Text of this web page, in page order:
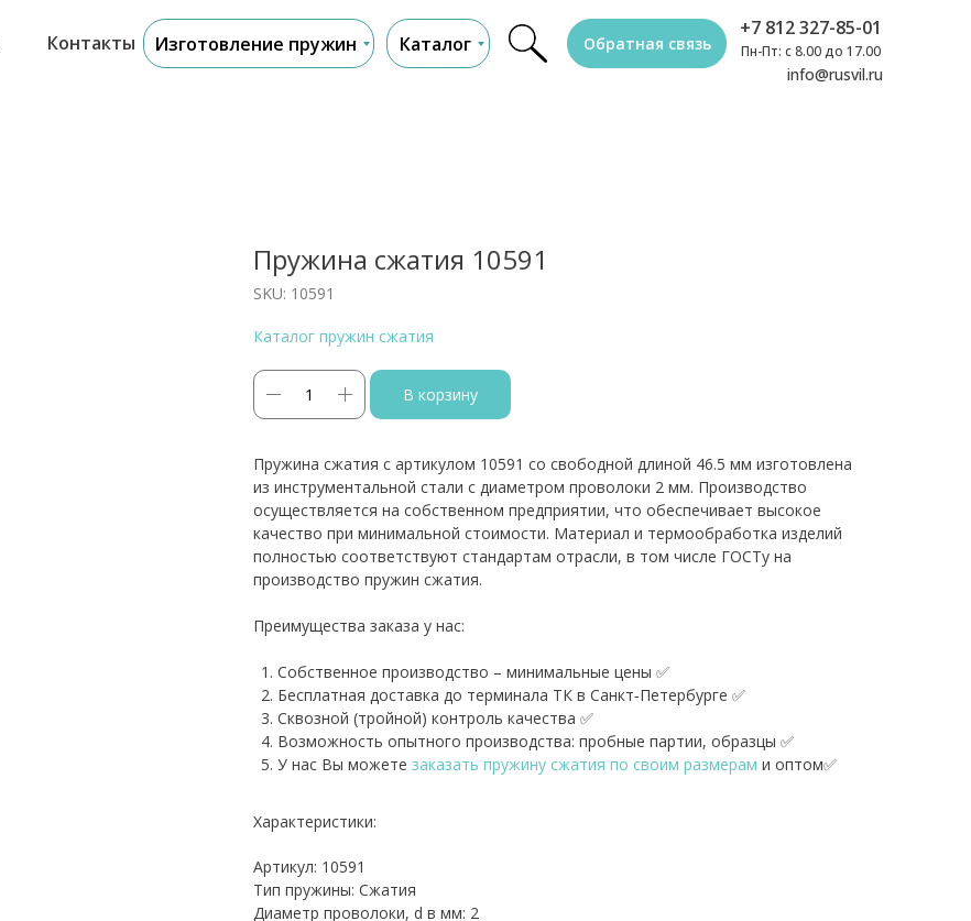
Изготовление пружин
Контакты
+7 812 327-85-01
Пн-Пт: с 8.00 до 17.00
info@rusvil.ru
Обратная связь
Каталог
Пружина сжатия 10591
SKU: 10591
Каталог пружин сжатия
В корзину
Пружина сжатия с артикулом 10591 со свободной длиной 46.5 мм изготовлена
из инструментальной стали с диаметром проволоки 2 мм. Производство
осуществляется на собственном предприятии, что обеспечивает высокое
качество при минимальной стоимости. Материал и термообработка изделий
полностью соответствуют стандартам отрасли, в том числе ГОСТу на
производство пружин сжатия.
Преимущества заказа у нас:
Собственное производство – минимальные цены ✅
Бесплатная доставка до терминала ТК в Санкт‑Петербурге ✅
Сквозной (тройной) контроль качества ✅
Возможность опытного производства: пробные партии, образцы ✅
У нас Вы можете заказать пружину сжатия по своим размерам и оптом✅
Характеристики:
Артикул: 10591
Тип пружины: Сжатия
Диаметр проволоки, d в мм: 2